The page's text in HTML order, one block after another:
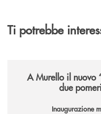
Ti potrebbe
A Murello il nuovo
due
Inaugurazione